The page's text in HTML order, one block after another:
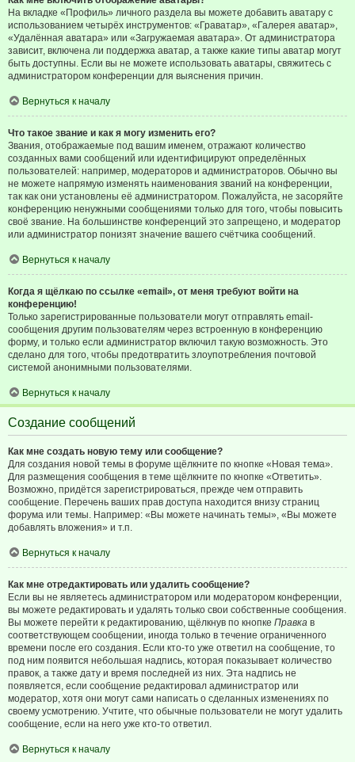
На вкладке «Профиль» личного раздела вы можете добавить аватару с
использованием четырёх инструментов: «Граватар», «Галерея аватар»,
«Удалённая аватара» или «Загружаемая аватара». От администратора
зависит, включена ли поддержка аватар, а также какие типы аватар могут
быть доступны. Если вы не можете использовать аватары, свяжитесь с
администратором конференции для выяснения причин.
Вернуться к началу
Что такое звание и как я могу изменить его?
Звания, отображаемые под вашим именем, отражают количество
созданных вами сообщений или идентифицируют определённых
пользователей: например, модераторов и администраторов. Обычно вы
не можете напрямую изменять наименования званий на конференции,
так как они установлены её администратором. Пожалуйста, не засоряйте
конференцию ненужными сообщениями только для того, чтобы повысить
своё звание. На большинстве конференций это запрещено, и модератор
или администратор понизят значение вашего счётчика сообщений.
Вернуться к началу
Когда я щёлкаю по ссылке «email», от меня требуют войти на
конференцию!
Только зарегистрированные пользователи могут отправлять email-
сообщения другим пользователям через встроенную в конференцию
форму, и только если администратор включил такую возможность. Это
сделано для того, чтобы предотвратить злоупотребления почтовой
системой анонимными пользователями.
Вернуться к началу
Создание сообщений
Как мне создать новую тему или сообщение?
Для создания новой темы в форуме щёлкните по кнопке «Новая тема».
Для размещения сообщения в теме щёлкните по кнопке «Ответить».
Возможно, придётся зарегистрироваться, прежде чем отправить
сообщение. Перечень ваших прав доступа находится внизу страниц
форума или темы. Например: «Вы можете начинать темы», «Вы можете
добавлять вложения» и т.п.
Вернуться к началу
Как мне отредактировать или удалить сообщение?
Если вы не являетесь администратором или модератором конференции,
вы можете редактировать и удалять только свои собственные сообщения.
Вы можете перейти к редактированию, щёлкнув по кнопке Правка в
соответствующем сообщении, иногда только в течение ограниченного
времени после его создания. Если кто-то уже ответил на сообщение, то
под ним появится небольшая надпись, которая показывает количество
правок, а также дату и время последней из них. Эта надпись не
появляется, если сообщение редактировал администратор или
модератор, хотя они могут сами написать о сделанных изменениях по
своему усмотрению. Учтите, что обычные пользователи не могут удалить
сообщение, если на него уже кто-то ответил.
Вернуться к началу